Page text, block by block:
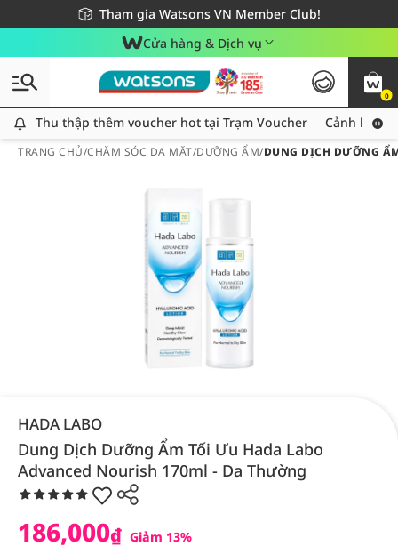
Tham gia Watsons VN Member Club!
Miễn phí giao hàng cho đơn hàng từ 249,000Đ
Giao hàng nhanh 24h - Áp dụng khu vực TP. Hồ Chí Minh
Cửa hàng & Dịch vụ
0
Thu thập thêm voucher hot tại Trạm Voucher
Thu thập thêm voucher hot tại Trạm Voucher Cảnh báo
TRANG CHỦ/CHĂM SÓC DA MẶT/DƯỠNG ẨM/DUNG DỊCH DƯỠNG
HADA LABO
Dung Dịch Dưỡng Ẩm Tối Ưu Hada Labo
Advanced Nourish 170ml - Da Thường
186,000₫ Giảm 13%